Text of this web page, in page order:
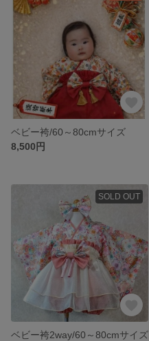
ベビー袴/60～80cmサイズ
8,500円
SOLD OUT
ベビー袴2way/60～80cmサイズ